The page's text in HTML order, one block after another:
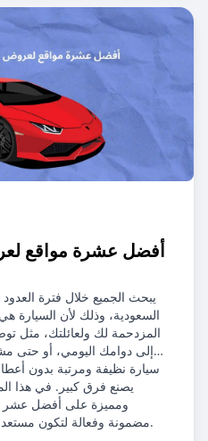
أفضل عشرة مواقع
يبحث الجميع خلال فترة
السعودية، وذلك لأن السيارة
المزدحمة لك ولعائلتك، مثل
إلى دوامك اليومي، أو حتى
سيارة نظيفة ومرتبة بدون
يصنع فرق
ومميزة على أفضل عشر
مضمونة وفعالة لتكون مستعد دائمًا في أي وقت. تابع القراءة.